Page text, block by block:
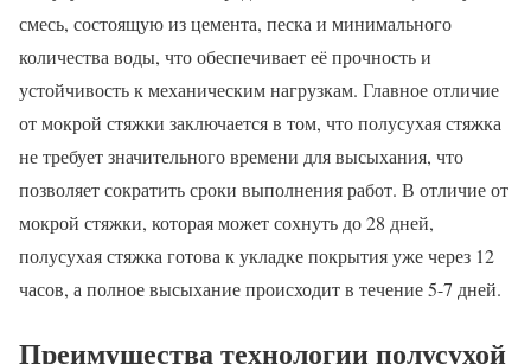
смесь, состоящую из цемента, песка и минимального
количества воды, что обеспечивает её прочность и
устойчивость к механическим нагрузкам. Главное отличие
от мокрой стяжки заключается в том, что полусухая стяжка
не требует значительного времени для высыхания, что
позволяет сократить сроки выполнения работ. В отличие от
мокрой стяжки, которая может сохнуть до 28 дней,
полусухая стяжка готова к укладке покрытия уже через 12
часов, а полное высыхание происходит в течение 5-7 дней.
Преимущества технологии полусухой